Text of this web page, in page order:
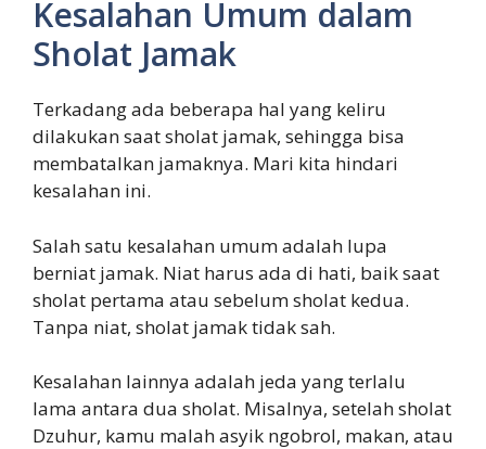
Kesalahan Umum dalam
Sholat Jamak
Terkadang ada beberapa hal yang keliru
dilakukan saat sholat jamak, sehingga bisa
membatalkan jamaknya. Mari kita hindari
kesalahan ini.
Salah satu kesalahan umum adalah lupa
berniat jamak. Niat harus ada di hati, baik saat
sholat pertama atau sebelum sholat kedua.
Tanpa niat, sholat jamak tidak sah.
Kesalahan lainnya adalah jeda yang terlalu
lama antara dua sholat. Misalnya, setelah sholat
Dzuhur, kamu malah asyik ngobrol, makan, atau